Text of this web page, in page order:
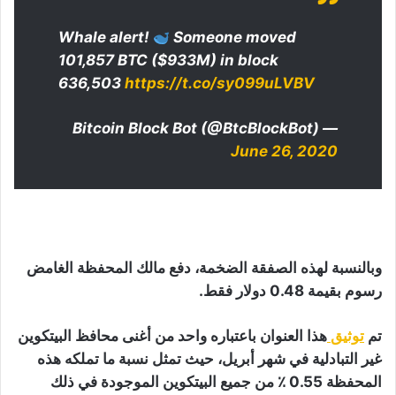
Whale alert!
Someone moved
101,857 BTC ($933M) in block
636,503 https://t.co/sy099uLVBV
— Bitcoin Block Bot (@BtcBlockBot)
June 26, 2020
وبالنسبة لهذه الصفقة الضخمة، دفع مالك المحفظة الغامض
رسوم بقيمة 0.48 دولار فقط.
تم توثيق هذا العنوان باعتباره واحد من أغنى محافظ البيتكوين
غير التبادلية في شهر أبريل، حيث تمثل نسبة ما تملكه هذه
المحفظة 0.55 ٪ من جميع البيتكوين الموجودة في ذلك